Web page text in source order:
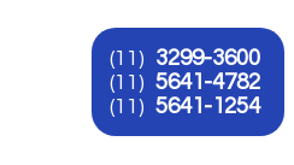
(11) 3299-3600
(11) 5641-4782
(11) 5641-1254